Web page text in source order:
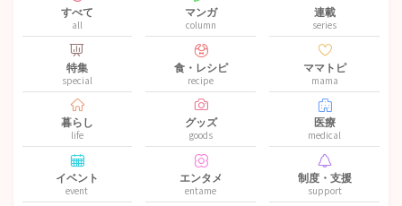
すべて
all
マンガ
column
連載
series
特集
special
食・レシピ
recipe
ママトピ
mama
暮らし
life
グッズ
goods
医療
medical
イベント
event
エンタメ
entame
制度・支援
support